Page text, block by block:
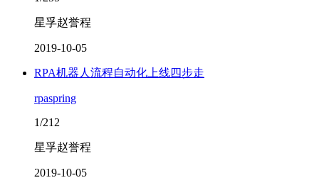
星孚赵誉程
2019-10-05
RPA机器人流程自动化上线四步走
rpaspring
1/212
星孚赵誉程
2019-10-05